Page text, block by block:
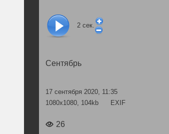
2 сек.
Сентябрь
17 сентября 2020, 11:35
1080x1080, 104kb
EXIF
26